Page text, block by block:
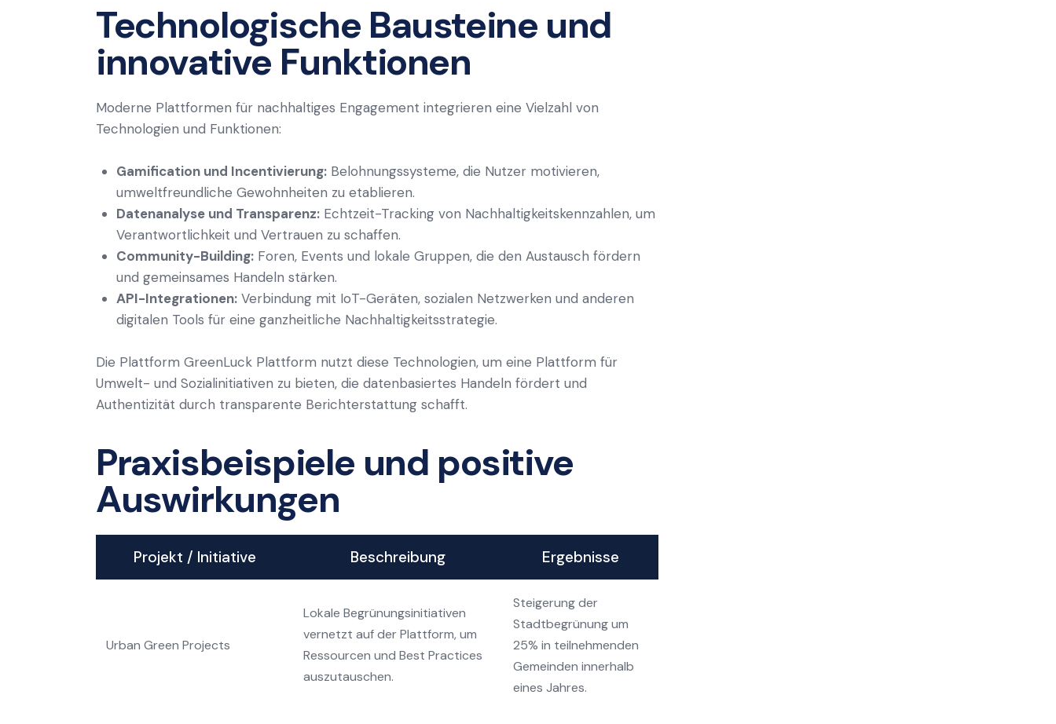
Technologische Bausteine und
innovative Funktionen
Moderne Plattformen für nachhaltiges Engagement integrieren eine Vielzahl von
Technologien und Funktionen:
Gamification und Incentivierung:Belohnungssysteme, die Nutzer motivieren,
umweltfreundliche Gewohnheiten zu etablieren.
Datenanalyse und Transparenz:Echtzeit-Tracking von Nachhaltigkeitskennzahlen, um
Verantwortlichkeit und Vertrauen zu schaffen.
Community-Building:Foren, Events und lokale Gruppen, die den Austausch fördern
und gemeinsames Handeln stärken.
API-Integrationen:Verbindung mit IoT-Geräten, sozialen Netzwerken und anderen
digitalen Tools für eine ganzheitliche Nachhaltigkeitsstrategie.
Die Plattform GreenLuck Plattform nutzt diese Technologien, um eine Plattform für
Umwelt- und Sozialinitiativen zu bieten, die datenbasiertes Handeln fördert und
Authentizität durch transparente Berichterstattung schafft.
Praxisbeispiele und positive
Auswirkungen
Projekt / Initiative Beschreibung Ergebnisse
Urban Green Projects
Lokale Begrünungsinitiativen
vernetzt auf der Plattform, um
Ressourcen und Best Practices
auszutauschen.
Steigerung der
Stadtbegrünung um
25% in teilnehmenden
Gemeinden innerhalb
eines Jahres.